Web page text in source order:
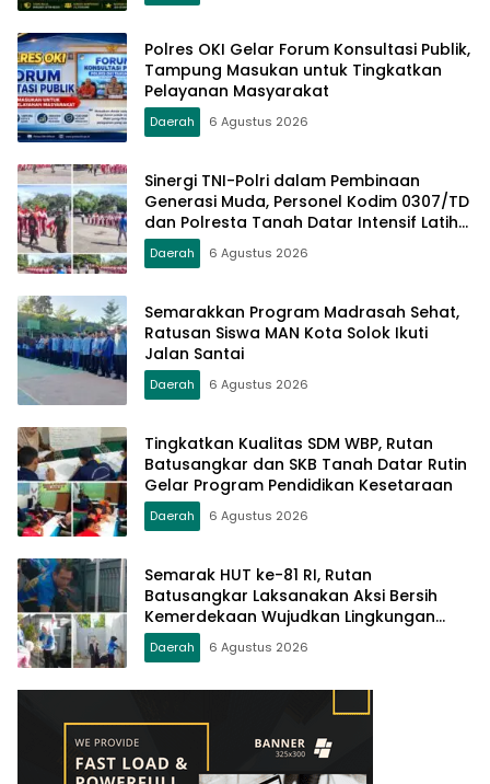
Polres OKI Gelar Forum Konsultasi Publik,
Tampung Masukan untuk Tingkatkan
Pelayanan Masyarakat
Daerah 6 Agustus 2026
Sinergi TNI-Polri dalam Pembinaan
Generasi Muda, Personel Kodim 0307/TD
dan Polresta Tanah Datar Intensif Latih
Pasukan Paskibraka Jelang HUT RI ke-81
Daerah 6 Agustus 2026
Semarakkan Program Madrasah Sehat,
Ratusan Siswa MAN Kota Solok Ikuti
Jalan Santai
Daerah 6 Agustus 2026
Tingkatkan Kualitas SDM WBP, Rutan
Batusangkar dan SKB Tanah Datar Rutin
Gelar Program Pendidikan Kesetaraan
Daerah 6 Agustus 2026
Semarak HUT ke-81 RI, Rutan
Batusangkar Laksanakan Aksi Bersih
Kemerdekaan Wujudkan Lingkungan
Bersih dan Sehat
Daerah 6 Agustus 2026